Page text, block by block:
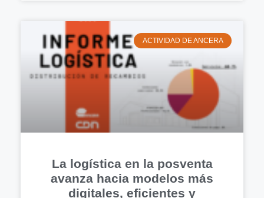
ACTIVIDAD DE ANCERA
La logística en la posventa
avanza hacia modelos más
digitales, eficientes y